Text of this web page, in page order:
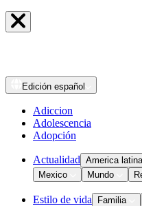
Edición español
Adiccion
Adolescencia
Adopción
Actualidad America latina
Mexico
Mundo
Estilo de vida Familia